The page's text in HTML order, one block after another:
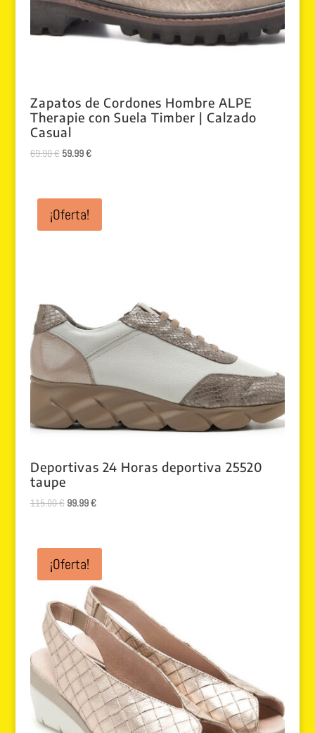
Zapatos de Cordones Hombre ALPE
Therapie con Suela Timber | Calzado
Casual
69.90€ El
era:
69.90 €.
59.99€El
es:
¡Oferta!
Deportivas 24 Horas deportiva 25520
taupe
115.00€ El
era:
115.00 €.
99.99€El
es:
¡Oferta!